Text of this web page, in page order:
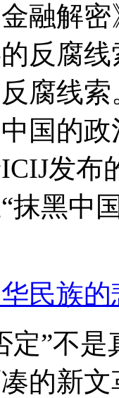
融解
反腐
腐线
国的
发布
抹黑中
民族的
定”不
的新